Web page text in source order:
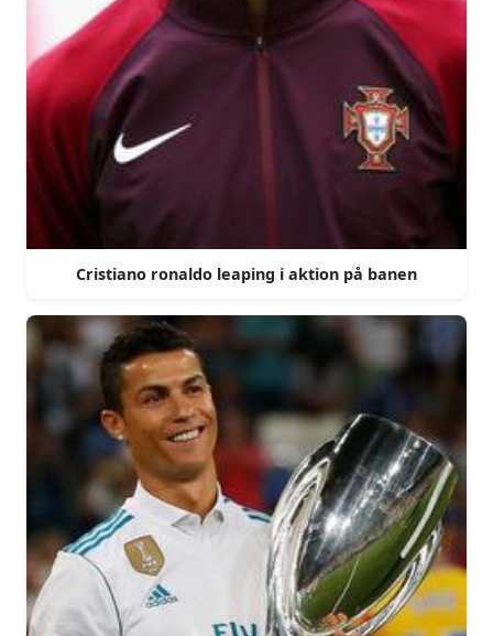
Cristiano ronaldo leaping i aktion på banen